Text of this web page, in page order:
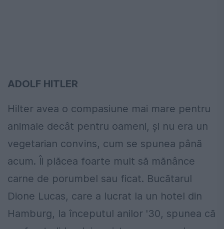
ADOLF HITLER
Hilter avea o compasiune mai mare pentru
animale decât pentru oameni, și nu era un
vegetarian convins, cum se spunea până
acum. Îi plăcea foarte mult să mănânce
carne de porumbel sau ficat. Bucătarul
Dione Lucas, care a lucrat la un hotel din
Hamburg, la începutul anilor '30, spunea că